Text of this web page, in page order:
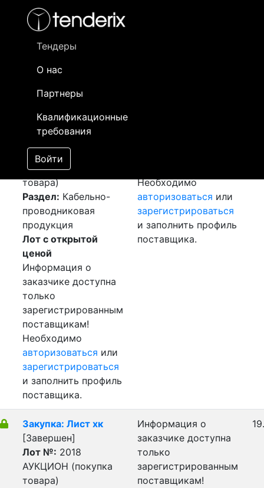
Тендеры
О нас
Партнеры
Квалификационные
требования
Войти
- активный лот
- сохраненный лот (не опубликован)
Закупка: Кабель
[Завершен]
Победитель выбран
Лот №:2019
АУКЦИОН (покупка
товара)
Раздел: Кабельно-
проводниковая
продукция
Лот с открытой
ценой
Информация о
заказчике доступна
только
зарегистрированным
поставщикам!
Необходимо
авторизоваться или
зарегистрироваться
и заполнить профиль
поставщика.
Необходимо
авторизоваться или
зарегистрироваться
и заполнить профиль
поставщика.
Закупка: Лист хк
[Завершен]
Лот №: 2018
АУКЦИОН (покупка
товара)
Информация о
заказчике доступна
только
зарегистрированным
поставщикам!